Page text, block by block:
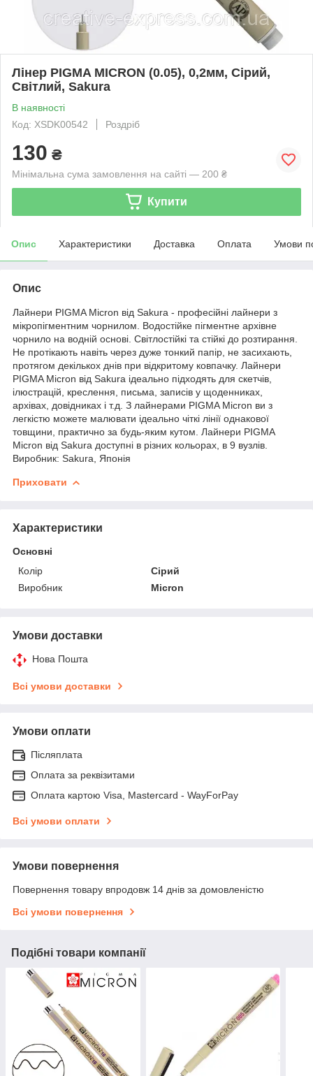
Лінер PIGMA MICRON (0.05), 0,2мм, Сірий,
Світлий, Sakura
В наявності
Код: XSDK00542
Роздріб
130 ₴
Мінімальна сума замовлення на сайті — 200 ₴
Купити
Опис Характеристики Доставка Оплата Умови
Опис
Лайнери PIGMA Micron від Sakura - професійні лайнери з
мікропігментним чорнилом. Водостійке пігментне архівне
чорнило на водній основі. Світлостійкі та стійкі до розтирання.
Не протікають навіть через дуже тонкий папір, не засихають,
протягом декількох днів при відкритому ковпачку. Лайнери
PIGMA Micron від Sakura ідеально підходять для скетчів,
ілюстрацій, креслення, письма, записів у щоденниках,
архівах, довідниках і т.д. З лайнерами PIGMA Micron ви з
легкістю можете малювати ідеально чіткі лінії однакової
товщини, практично за будь-яким кутом. Лайнери PIGMA
Micron від Sakura доступні в різних кольорах, в 9 вузлів.
Виробник: Sakura, Японія
Приховати
Характеристики
Основні
Колір
Сірий
Виробник
Micron
Умови доставки
Нова Пошта
Всі умови доставки
Умови оплати
Післяплата
Оплата за реквізитами
Оплата картою Visa, Mastercard - WayForPay
Всі умови оплати
Умови повернення
Повернення товару впродовж 14 днів за домовленістю
Всі умови повернення
Подібні товари компанії